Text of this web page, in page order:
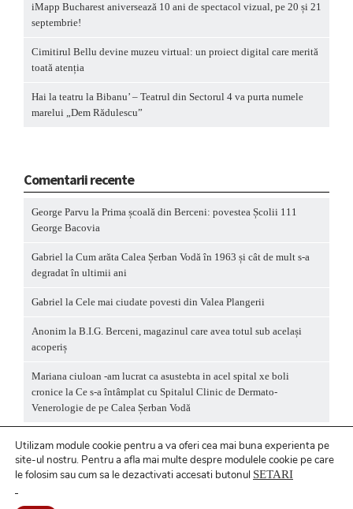
iMapp Bucharest aniversează 10 ani de spectacol vizual, pe 20 și 21
septembrie!
Cimitirul Bellu devine muzeu virtual: un proiect digital care merită
toată atenția
Hai la teatru la Bibanu’ – Teatrul din Sectorul 4 va purta numele
marelui „Dem Rădulescu”
Comentarii recente
George Parvu la Prima școală din Berceni: povestea Școlii 111
George Bacovia
Gabriel la Cum arăta Calea Șerban Vodă în 1963 și cât de mult s-a
degradat în ultimii ani
Gabriel la Cele mai ciudate povesti din Valea Plangerii
Anonim la B.I.G. Berceni, magazinul care avea totul sub același
acoperiș
Mariana ciuloan -am lucrat ca asustebta in acel spital xe boli
cronice la Ce s-a întâmplat cu Spitalul Clinic de Dermato-
Venerologie de pe Calea Șerban Vodă
Utilizam module cookie pentru a va oferi cea mai buna experienta pe
site-ul nostru. Pentru a afla mai multe despre modulele cookie pe care
le folosim sau cum sa le dezactivati accesati butonul SETARI